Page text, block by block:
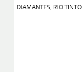
DIAMANTES RIO TINTO